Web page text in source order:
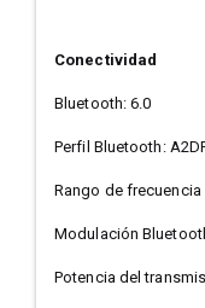
Conectividad
Bluetooth: 6.0
Perfil Bluetooth:
Rango de frecuencia
Modulación
Potencia del